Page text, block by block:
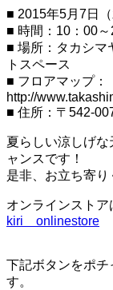
ー
シ
ョ
ン
を
切
り
替
え
る
■ 2015年5月7日
■ 時間：10：00～
■ 場所：タカシマ
トスペース
■ フロアマップ：
http://
■ 住所：〒542-
夏らしい涼しげ
ャンスです！
是非、お立ち寄り
オンラインストア
kiri onlinestore
下記ボタンをポチ
す。